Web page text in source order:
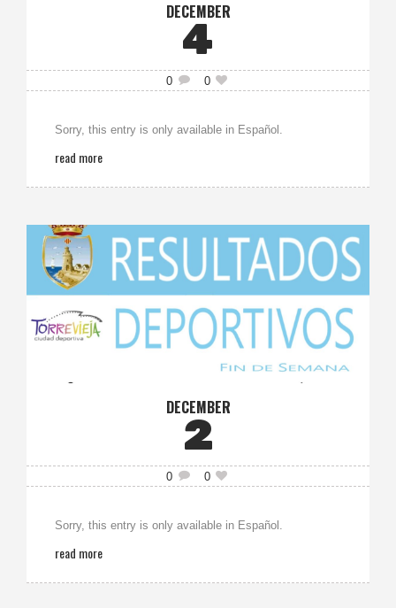
DECEMBER
4
0 0
Sorry, this entry is only available in Español.
read more
DECEMBER
2
0 0
Sorry, this entry is only available in Español.
read more